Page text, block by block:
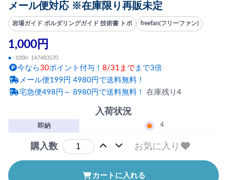
メール便対応 ※在庫限り再販未定
岩場ガイド ボルダリングガイド 技術書 トポ freefan(フリーファン)
1,000円
● -1000- 147483570
今なら30ポイント付与！ 8/31まで まで3倍
メール便199円 4980円で送料無料！
宅急便498円～ 8980円で送料無料！ 在庫残り4
入荷状況
即納 4
購入数 お気に入り
カートに入れる